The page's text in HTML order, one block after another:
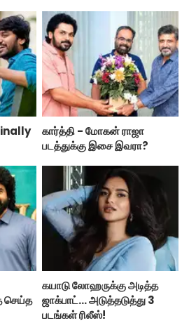
கார்த்தி - மோகன் ராஜா
படத்துக்கு இசை இவரா?
செய்த
கயாடு லோஹருக்கு அடித்த
ஜாக்பாட்... அடுத்தடுத்து 3
படங்கள் ரிலீஸ்!